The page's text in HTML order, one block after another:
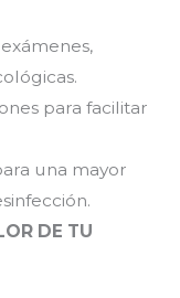
para facilitar
una mayor
DE TU